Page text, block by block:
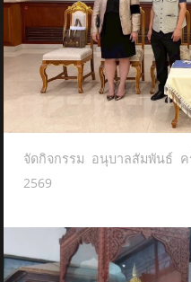
จัดกิจกรรม อนุบาลสัมพันธ์
2569